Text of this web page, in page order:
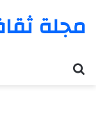
مجلة